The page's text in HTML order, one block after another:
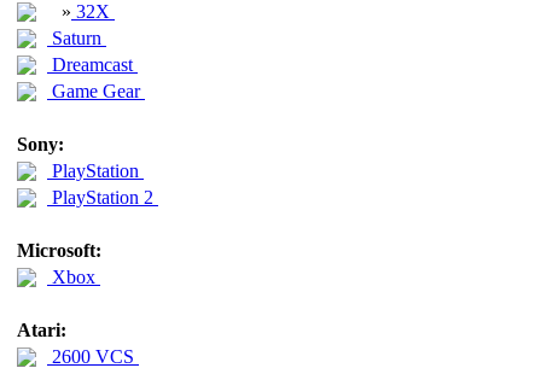
» 32X
Saturn
Dreamcast
Game Gear
Sony:
PlayStation
PlayStation 2
Microsoft:
Xbox
Atari:
2600 VCS